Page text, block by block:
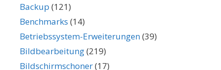
Backup (121)
Benchmarks (14)
Betriebssystem-Erweiterungen(39)
Bildbearbeitung(219)
Bildschirmschoner(17)